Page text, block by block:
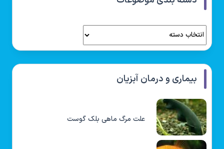
بیماری و درمان آبزیان
علت مرگ ماهی بلک گوست